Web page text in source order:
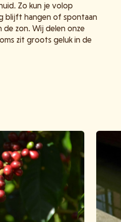
Zo kun je volop
blijft hangen of spontaan
zon. Wij delen onze
zit groots geluk in de